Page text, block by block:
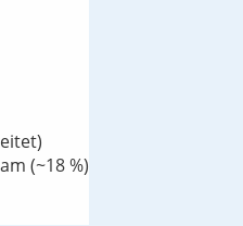
(~18 %)